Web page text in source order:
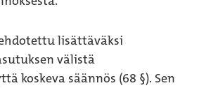
lisättäväksi
välistä
koskeva säännös (68 §). Sen